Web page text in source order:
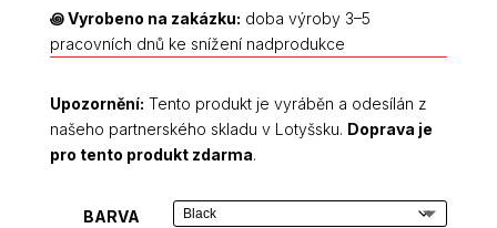
꩜Vyrobeno na zakázku: doba výroby 3–5
pracovních dnů ke snížení nadprodukce
Upozornění: Tento produkt je vyráběn a odesílán z
našeho partnerského skladu v Lotyšsku. Doprava je
pro tento produkt zdarma.
BARVA